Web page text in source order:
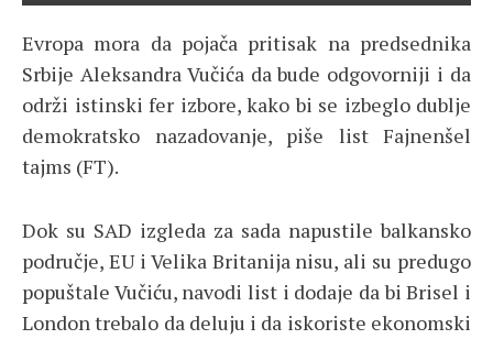
Evropa mora da pojača pritisak na predsednika
Srbije Aleksandra Vučića da bude odgovorniji i da
održi istinski fer izbore, kako bi se izbeglo dublje
demokratsko nazadovanje, piše list Fajnenšel
tajms (FT).
Dok su SAD izgleda za sada napustile balkansko
područje, EU i Velika Britanija nisu, ali su predugo
popuštale Vučiću, navodi list i dodaje da bi Brisel i
London trebalo da deluju i da iskoriste ekonomski